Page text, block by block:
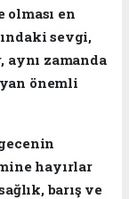
en
sevgi,
aynı zamanda
önemli
hayırlar
barış ve